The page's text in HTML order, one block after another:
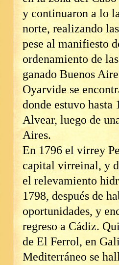
y continuaron a lo
norte, realizando
pese al manifiesto
ordenamiento de
ganado Buenos
Oyarvide se
donde estuvo hasta
Alvear, luego de
Aires.
En 1796 el virrey
capital virreinal, y
el relevamiento
1798, después de
oportunidades, y
regreso a Cádiz.
de El Ferrol, en
Mediterráneo se